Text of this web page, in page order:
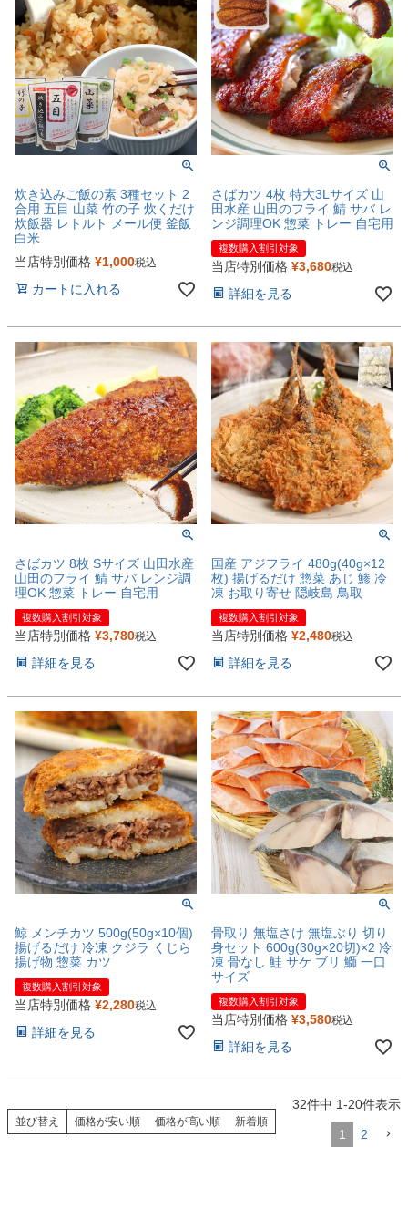
炊き込みご飯の素 3種セット 2
合用 五目 山菜 竹の子 炊くだけ
炊飯器 レトルト メール便 釜飯
白米
当店特別価格 ¥1,000税込
カートに入れる
さばカツ 4枚 特大3Lサイズ 山
田水産 山田のフライ 鯖 サバ レ
ンジ調理OK 惣菜 トレー 自宅用
複数購入割引対象
当店特別価格 ¥3,680税込
詳細を見る
さばカツ 8枚 Sサイズ 山田水産
山田のフライ 鯖 サバ レンジ調
理OK 惣菜 トレー 自宅用
複数購入割引対象
当店特別価格 ¥3,780税込
詳細を見る
国産 アジフライ 480g(40g×12
枚) 揚げるだけ 惣菜 あじ 鯵 冷
凍 お取り寄せ 隠岐島 鳥取
複数購入割引対象
当店特別価格 ¥2,480税込
詳細を見る
鯨 メンチカツ 500g(50g×10個)
揚げるだけ 冷凍 クジラ くじら
揚げ物 惣菜 カツ
複数購入割引対象
当店特別価格 ¥2,280税込
詳細を見る
骨取り 無塩さけ 無塩ぶり 切り
身セット 600g(30g×20切)×2 冷
凍 骨なし 鮭 サケ ブリ 鰤 一口
サイズ
複数購入割引対象
当店特別価格 ¥3,580税込
詳細を見る
並び替え 価格が安い順 価格が高い順 新着順
32件中 1-20件表示
1 2